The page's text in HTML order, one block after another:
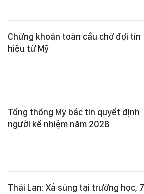
Chứng khoán toàn cầu chờ đợi tín
hiệu từ Mỹ
Tổng thống Mỹ bác tin quyết định
người kế nhiệm năm 2028
Thái Lan: Xả súng tại trường học, 7